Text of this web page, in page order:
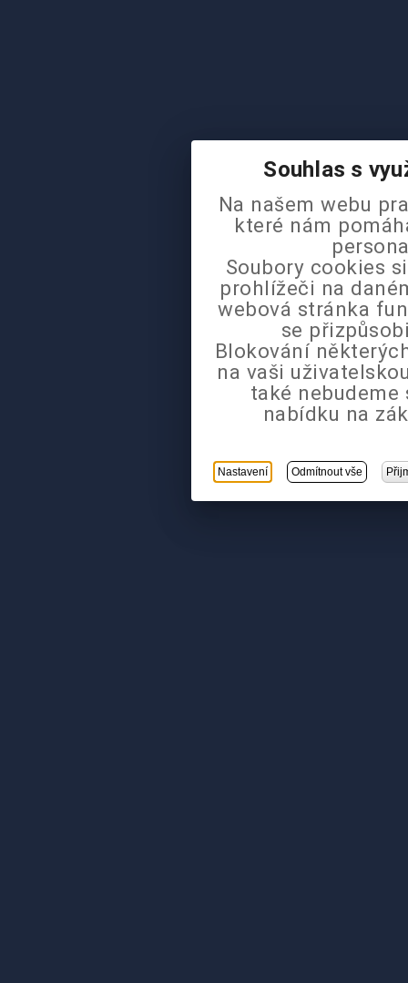
Souhlas s
Na našem webu
které nám
Soubory cookies
prohlížeči na
webová stránka
se
Blokování
na vaši
také
nabídku na
Nastavení Odmítnout vše